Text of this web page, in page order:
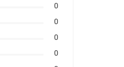
0
0
0
0